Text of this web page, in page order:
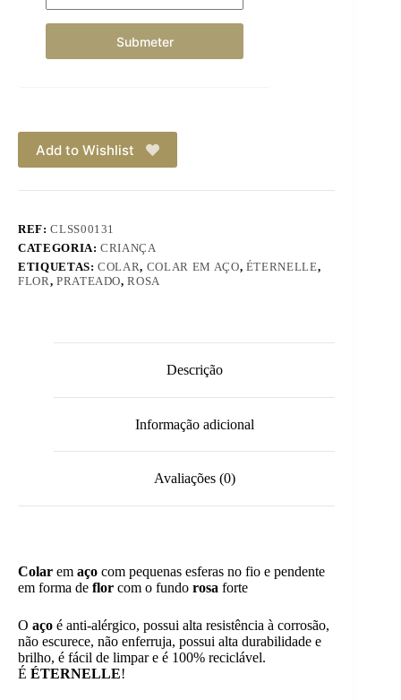
Add to Wishlist
REF:CLSS00131
CATEGORIA:CRIANÇA
ETIQUETAS:COLAR, COLAR EM AÇO, ÉTERNELLE,
FLOR, PRATEADO,ROSA
Descrição
Informação adicional
Avaliações (0)
Colar em aço com pequenas esferas no fio e pendente
em forma de flor com o fundo rosa forte
O aço é anti-alérgico, possui alta resistência à corrosão,
não escurece, não enferruja, possui alta durabilidade e
brilho, é fácil de limpar e é 100% reciclável.
É ÉTERNELLE!